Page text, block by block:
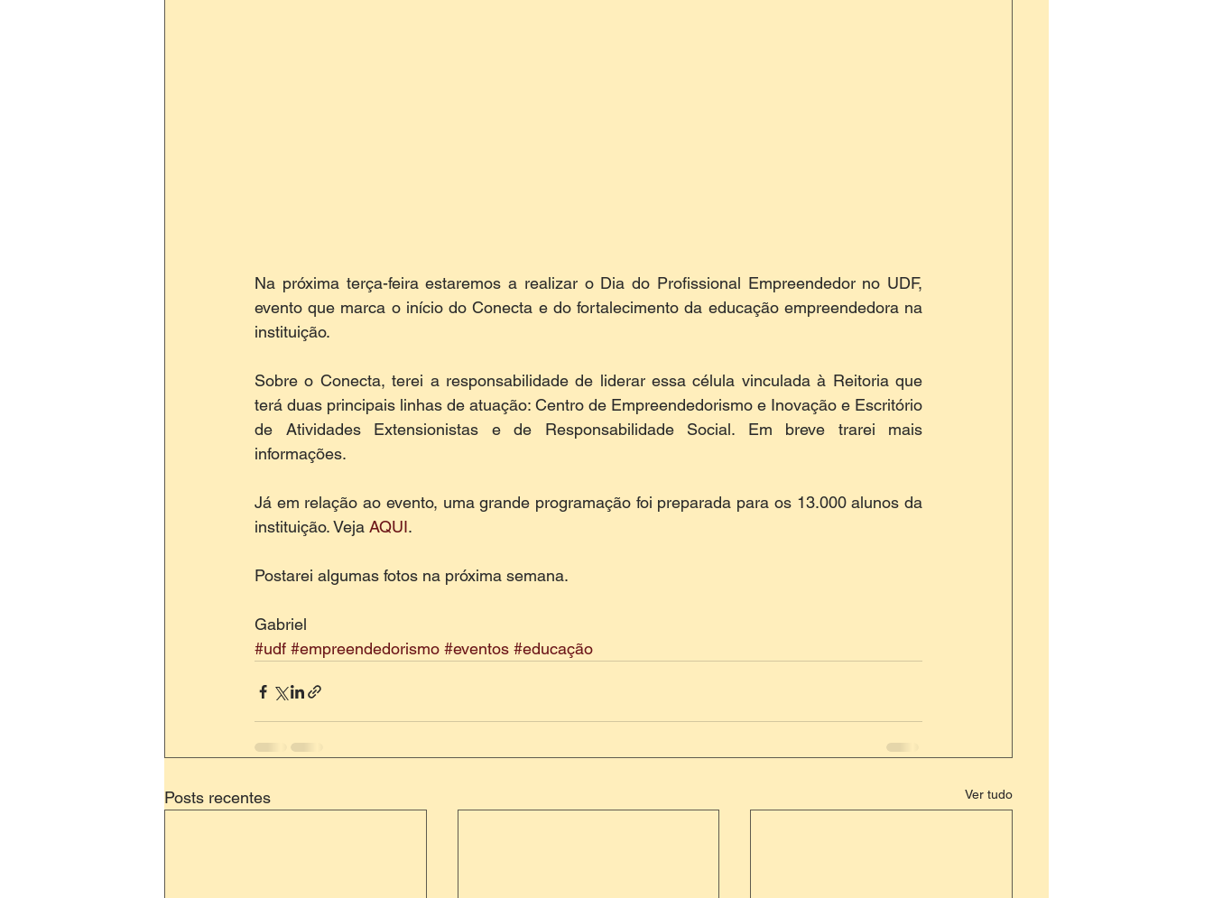
Na próxima terça-feira estaremos a realizar o Dia do Profissional Empreendedor no UDF,
evento que marca o início do Conecta e do fortalecimento da educação empreendedora na
instituição.
Sobre o Conecta, terei a responsabilidade de liderar essa célula vinculada à Reitoria que
terá duas principais linhas de atuação: Centro de Empreendedorismo e Inovação e Escritório
de Atividades Extensionistas e de Responsabilidade Social. Em breve trarei mais
informações.
Já em relação ao evento, uma grande programação foi preparada para os 13.000 alunos da
instituição. Veja AQUI.
Postarei algumas fotos na próxima semana.
Gabriel
#udf #empreendedorismo #eventos #educação
Posts recentes Ver tudo